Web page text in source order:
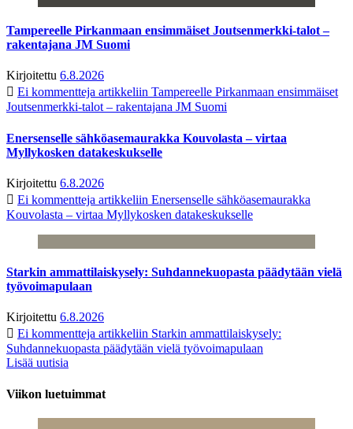
Tampereelle Pirkanmaan ensimmäiset Joutsenmerkki-talot –
rakentajana JM Suomi
Kirjoitettu 6.8.2026
Ei kommentteja artikkeliin Tampereelle Pirkanmaan ensimmäiset
Joutsenmerkki-talot – rakentajana JM Suomi
Enersenselle sähköasemaurakka Kouvolasta – virtaa
Myllykosken datakeskukselle
Kirjoitettu 6.8.2026
Ei kommentteja artikkeliin Enersenselle sähköasemaurakka
Kouvolasta – virtaa Myllykosken datakeskukselle
Starkin ammattilaiskysely: Suhdannekuopasta päädytään vielä
työvoimapulaan
Kirjoitettu 6.8.2026
Ei kommentteja artikkeliin Starkin ammattilaiskysely:
Suhdannekuopasta päädytään vielä työvoimapulaan
Lisää uutisia
Viikon luetuimmat